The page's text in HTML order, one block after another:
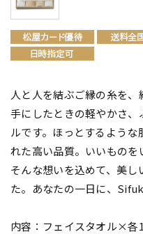
人と人を結ぶご縁の糸を、
手にしたときの軽やかさ
ルです。ほっとするよう
れた高い品質。いいものを
そんな想いを込めて、美
た。あなたの一日に、
内容：フェイスタオル×各